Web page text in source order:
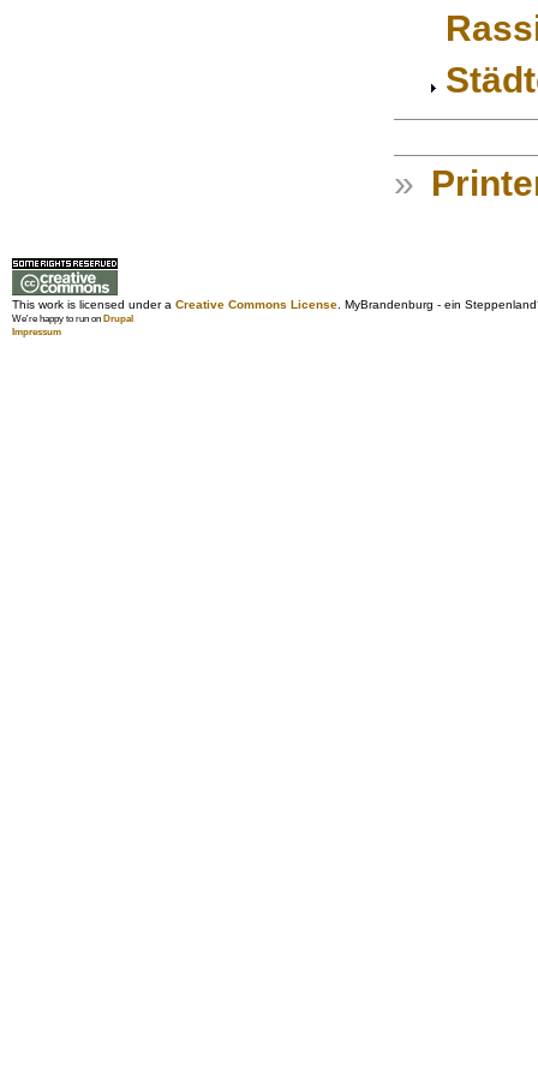
»
This work is licensed under a Creative Commons License. MyBrandenburg - ein
We're happy to run on Drupal
Impressum